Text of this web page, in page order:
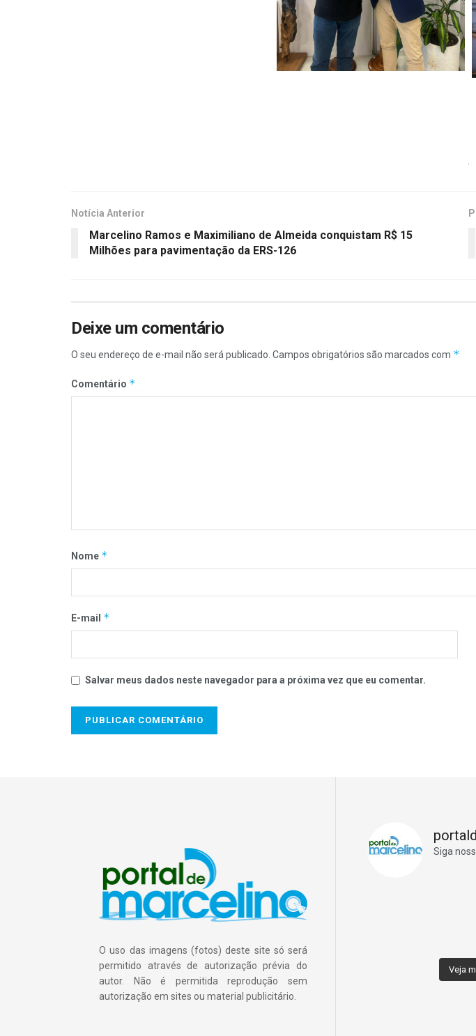
Notícia Anterior
Marcelino Ramos e Maximiliano de Almeida conquistam R$ 15
Milhões para pavimentação da ERS-126
Deixe um comentário
O seu endereço de e-mail não será publicado. Campos obrigatórios são marcados com *
Comentário *
Nome *
E-mail *
Salvar meus dados neste navegador para a próxima vez que eu comentar.
O uso das imagens (fotos) deste site só será
permitido através de autorização prévia do
autor. Não é permitida reprodução sem
autorização em sites ou material publicitário.
Siga
Veja